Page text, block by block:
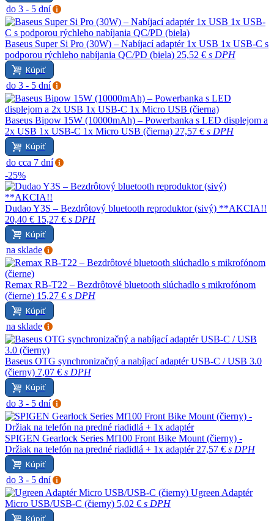
do 3 - 5 dní
Baseus Super Si Pro (30W) – Nabíjací adaptér 1x USB 1x USB-C s
podporou rýchleho nabíjania QC/PD (biela) 25,52 € s DPH
Kúpiť
do 3 - 5 dní
Baseus Bipow 15W (10000mAh) – Powerbanka s LED displejom a
2x USB 1x USB-C 1x Micro USB (čierna) 27,57 € s DPH
Kúpiť
do cca 7 dní
-25%
Dudao Y3S – Bezdrôtový bluetooth reproduktor (sivý) **AKCIA!!
20,40 € 15,27 € s DPH
Kúpiť
na sklade
Remax RB-T22 – Bezdrôtové bluetooth slúchadlo s mikrofónom
(čierne) 15,27 € s DPH
Kúpiť
na sklade
Baseus OTG synchronizačný a nabíjací adaptér USB-C / USB 3.0
(čierny) 7,07 € s DPH
Kúpiť
do 3 - 5 dní
SPIGEN Gearlock Series Mf100 Front Bike Mount (čierny) -
Držiak na telefón na predné riadidlá + 1x adaptér 27,57 € s DPH
Kúpiť
do 3 - 5 dní
Ugreen Adaptér
Micro USB/USB-C (čierny) 5,02 € s DPH
Kúpiť